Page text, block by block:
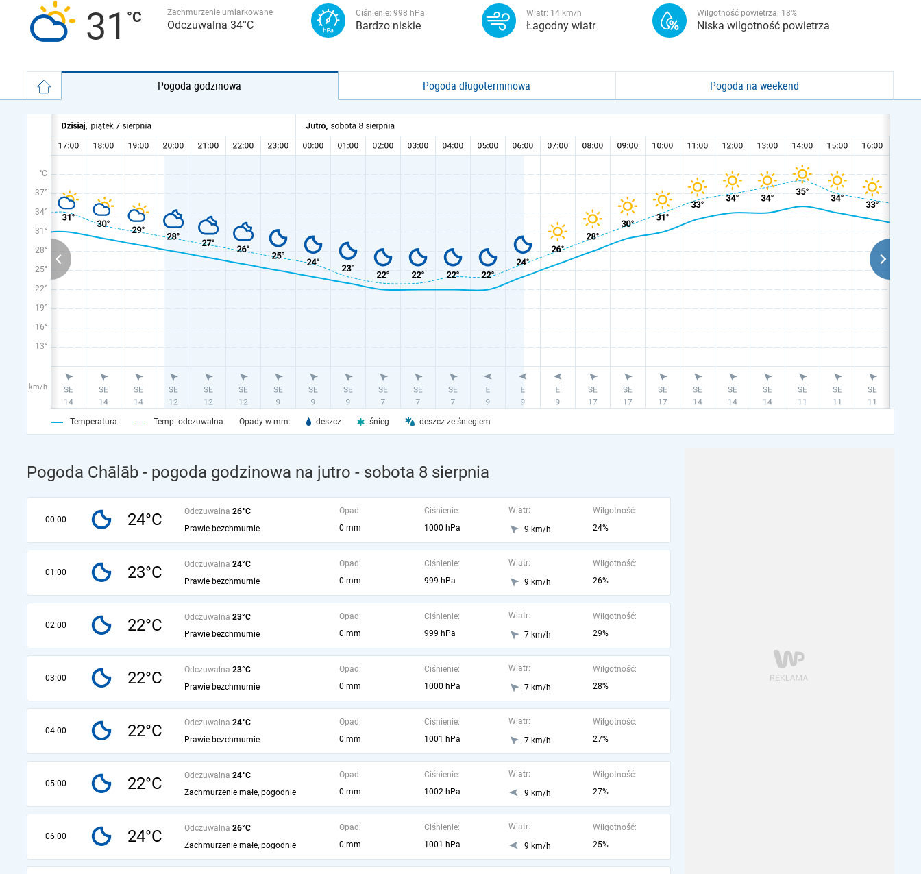
31 Zachmurzenie umiarkowane
Odczuwalna 34°C
Ciśnienie: 998 hPa
Bardzo niskie
Wiatr: 14 km/h
Łagodny wiatr
Wilgotność powietrza: 18%
Niska wilgotność powietrza
Pogoda godzinowa Pogoda długoterminowa Pogoda na weekend
°C
37°
34°
31°
28°
25°
22°
19°
16°
13°
km/h
Temperatura Temp. odczuwalna Opady w mm: deszcz śnieg deszcz ze śniegiem
Pogoda Chālāb - pogoda godzinowa na jutro - sobota 8 sierpnia
00:00 24°C Odczuwalna 26°C
Prawie bezchmurnie
Opad:
0 mm
Ciśnienie:
1000 hPa
Wiatr:
9 km/h
Wilgotność:
24%
01:00 23°C Odczuwalna 24°C
Prawie bezchmurnie
Opad:
0 mm
Ciśnienie:
999 hPa
Wiatr:
9 km/h
Wilgotność:
26%
02:00 22°C Odczuwalna 23°C
Prawie bezchmurnie
Opad:
0 mm
Ciśnienie:
999 hPa
Wiatr:
7 km/h
Wilgotność:
29%
03:00 22°C Odczuwalna 23°C
Prawie bezchmurnie
Opad:
0 mm
Ciśnienie:
1000 hPa
Wiatr:
7 km/h
Wilgotność:
28%
04:00 22°C Odczuwalna 24°C
Prawie bezchmurnie
Opad:
0 mm
Ciśnienie:
1001 hPa
Wiatr:
7 km/h
Wilgotność:
27%
05:00 22°C Odczuwalna 24°C
Zachmurzenie małe, pogodnie
Opad:
0 mm
Ciśnienie:
1002 hPa
Wiatr:
9 km/h
Wilgotność:
27%
06:00 24°C Odczuwalna 26°C
Zachmurzenie małe, pogodnie
Opad:
0 mm
Ciśnienie:
1001 hPa
Wiatr:
9 km/h
Wilgotność:
25%